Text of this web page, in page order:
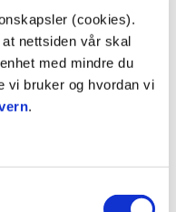
(cookies).
nettsiden vår skal
med mindre du
vi bruker og hvordan vi
.
og
på medaljeplass